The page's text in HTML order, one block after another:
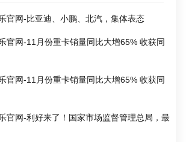
官网-比亚迪、小鹏、北汽，集体表态
官网-11月份重卡销量同比大增65% 收获同
官网-11月份重卡销量同比大增65% 收获同
官网-利好来了！国家市场监督管理总局，最